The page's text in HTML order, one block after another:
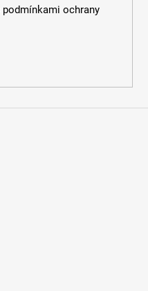
podmínkami ochrany